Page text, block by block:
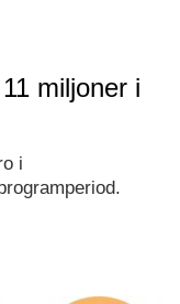
miljoner i
i